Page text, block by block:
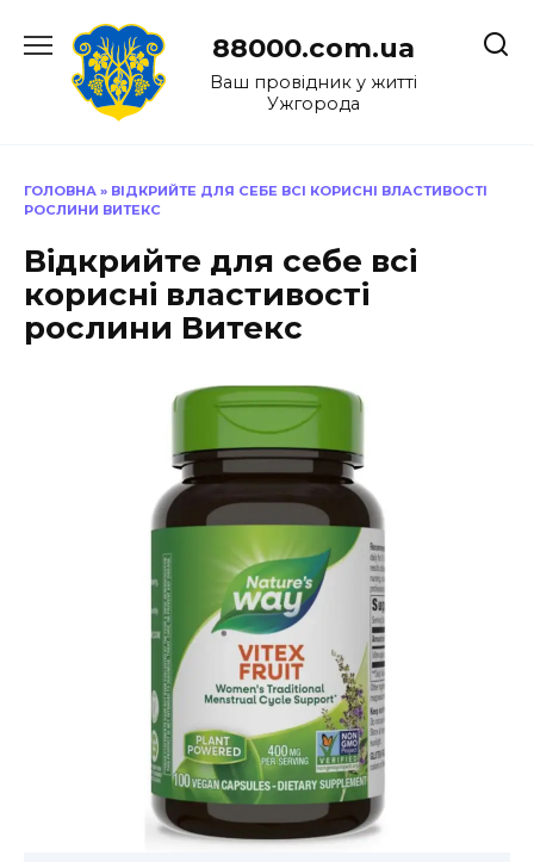
до
88000.com.ua
Ваш провідник у житті
Ужгорода
ГОЛОВНА » ВІДКРИЙТЕ ДЛЯ СЕБЕ ВСІ КОРИСНІ ВЛАСТИВОСТІ
РОСЛИНИ ВИТЕКС
Відкрийте для себе всі
корисні властивості
рослини Витекс